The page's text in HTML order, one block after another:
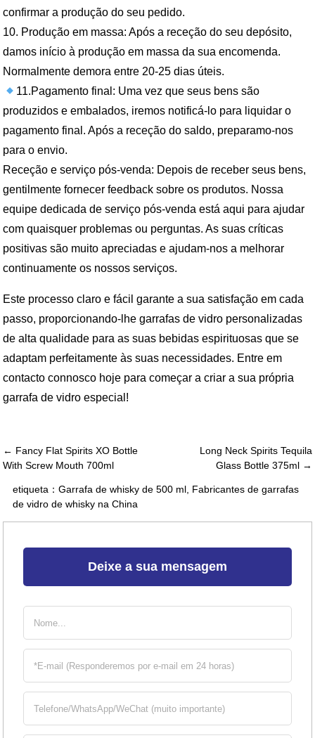
confirmar a produção do seu pedido.
10. Produção em massa: Após a receção do seu depósito,
damos início à produção em massa da sua encomenda.
Normalmente demora entre 20-25 dias úteis.
11.Pagamento final: Uma vez que seus bens são
produzidos e embalados, iremos notificá-lo para liquidar o
pagamento final. Após a receção do saldo, preparamo-nos
para o envio.
Receção e serviço pós-venda: Depois de receber seus bens,
gentilmente fornecer feedback sobre os produtos. Nossa
equipe dedicada de serviço pós-venda está aqui para ajudar
com quaisquer problemas ou perguntas. As suas críticas
positivas são muito apreciadas e ajudam-nos a melhorar
continuamente os nossos serviços.
Este processo claro e fácil garante a sua satisfação em cada
passo, proporcionando-lhe garrafas de vidro personalizadas
de alta qualidade para as suas bebidas espirituosas que se
adaptam perfeitamente às suas necessidades. Entre em
contacto connosco hoje para começar a criar a sua própria
garrafa de vidro especial!
← Fancy Flat Spirits XO Bottle
With Screw Mouth 700ml
Long Neck Spirits Tequila
Glass Bottle 375ml →
etiqueta： Garrafa de whisky de 500 ml, Fabricantes de garrafas
de vidro de whisky na China
Deixe a sua mensagem